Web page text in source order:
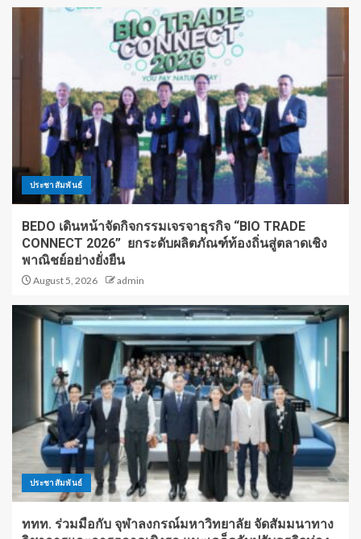
ประชาสัมพันธ์
BEDO เดินหน้าจัดกิจกรรมเจรจาธุรกิจ “BIO TRADE
CONNECT 2026” ยกระดับผลิตภัณฑ์ท้องถิ่นสู่ตลาดเชิง
พาณิชย์อย่างยั่งยืน
August 5, 2026 admin
ประชาสัมพันธ์
ททท. ร่วมมือกับ จุฬาลงกรณ์มหาวิทยาลัย จัดสัมมนาทาง